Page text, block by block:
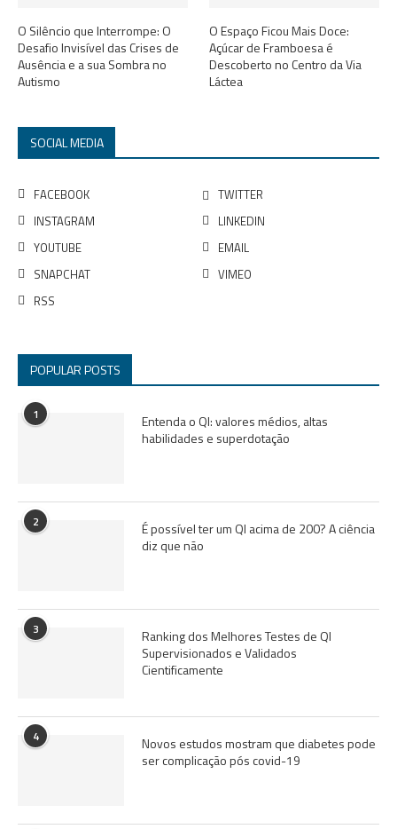
O Silêncio que Interrompe: O
Desafio Invisível das Crises de
Ausência e a sua Sombra no
Autismo
O Espaço Ficou Mais Doce:
Açúcar de Framboesa é
Descoberto no Centro da Via
Láctea
SOCIAL MEDIA
FACEBOOK
TWITTER
INSTAGRAM
LINKEDIN
YOUTUBE
EMAIL
SNAPCHAT
VIMEO
RSS
POPULAR POSTS
1
Entenda o QI: valores médios, altas
habilidades e superdotação
2
É possível ter um QI acima de 200? A ciência
diz que não
3
Ranking dos Melhores Testes de QI
Supervisionados e Validados
Cientificamente
4
Novos estudos mostram que diabetes pode
ser complicação pós covid-19